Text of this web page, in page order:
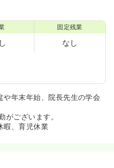
固定残業
なし
年末年始、院長先生の学会
がございます。
暇、育児休業